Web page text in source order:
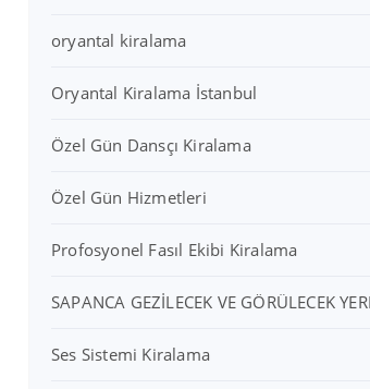
oryantal kiralama
Oryantal Kiralama İstanbul
Özel Gün Dansçı Kiralama
Özel Gün Hizmetleri
Profosyonel Fasıl Ekibi Kiralama
SAPANCA GEZİLECEK VE GÖRÜLECEK
Ses Sistemi Kiralama